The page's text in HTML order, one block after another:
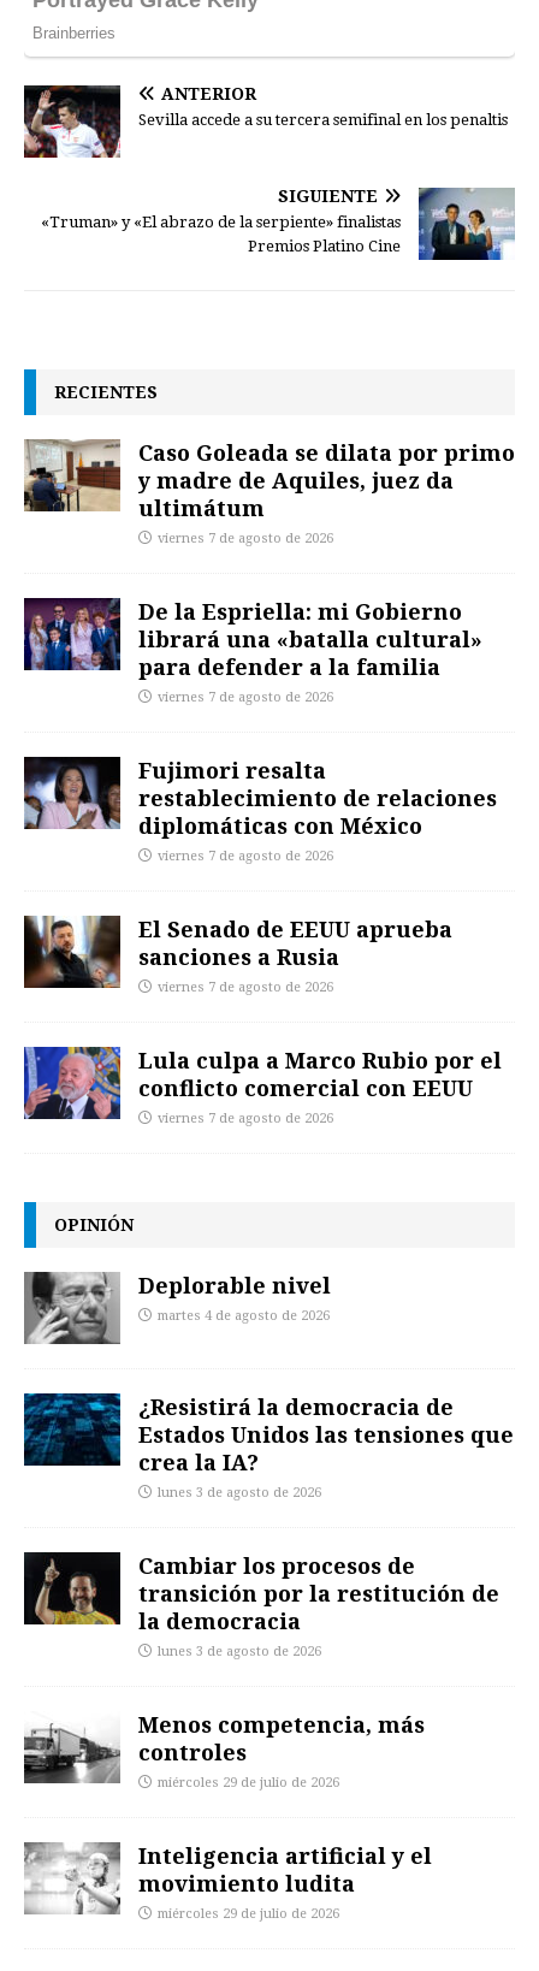
ANTERIOR
Sevilla accede a su tercera semifinal en los penaltis
SIGUIENTE
«Truman» y «El abrazo de la serpiente» finalistas
Premios Platino Cine
RECIENTES
Caso Goleada se dilata por primo
y madre de Aquiles, juez da
ultimátum
viernes 7 de agosto de 2026
De la Espriella: mi Gobierno
librará una «batalla cultural»
para defender a la familia
viernes 7 de agosto de 2026
Fujimori resalta
restablecimiento de relaciones
diplomáticas con México
viernes 7 de agosto de 2026
El Senado de EEUU aprueba
sanciones a Rusia
viernes 7 de agosto de 2026
Lula culpa a Marco Rubio por el
conflicto comercial con EEUU
viernes 7 de agosto de 2026
OPINIÓN
Deplorable nivel
martes 4 de agosto de 2026
¿Resistirá la democracia de
Estados Unidos las tensiones que
crea la IA?
lunes 3 de agosto de 2026
Cambiar los procesos de
transición por la restitución de
la democracia
lunes 3 de agosto de 2026
Menos competencia, más
controles
miércoles 29 de julio de 2026
Inteligencia artificial y el
movimiento ludita
miércoles 29 de julio de 2026